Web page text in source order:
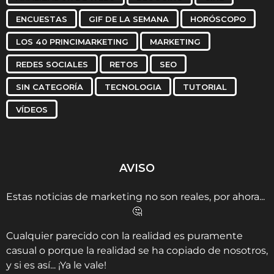
ENCUESTAS GIF DE LA SEMANA HORÓSCOPO
LOS 40 PRINCIMARKETING MARKETING
REDES SOCIALES RETOS SEO
SIN CATEGORÍA TECNOLOGIA TUTORIAL
VÍDEOS
AVISO
Estas noticias de marketing no son reales, por ahora...
🤔
Cualquier parecido con la realidad es puramente
casual o porque la realidad se ha copiado de nosotros,
y si es así... ¡Ya le vale!